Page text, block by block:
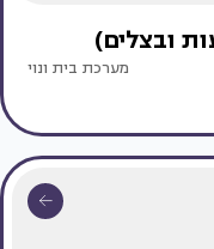
ובצלים)
מערכת בית ונוי